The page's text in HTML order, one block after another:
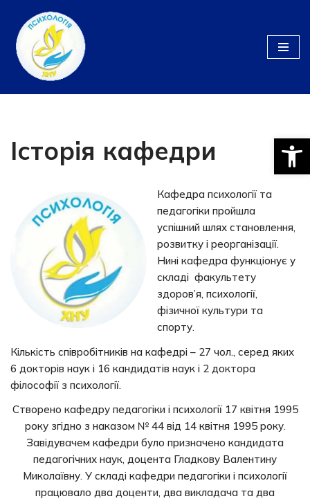
Перейти
до
вмісту
Історія кафедри
Кафедра психології та
педагогіки пройшла
успішний шлях становлення,
розвитку і реорганізації.
Нині кафедра функціонує у
складі факультету
здоров’я, психології,
фізичної культури та
спорту.
Кількість співробітників на кафедрі – 27 чол., серед яких
6 докторів наук і 16 кандидатів наук і 2 доктора
філософії з психології.
Створено кафедру педагогіки і психології 17 квітня 1995
року згідно з наказом № 44 від 14 квітня 1995 року.
Завідувачем кафедри було призначено кандидата
педагогічних наук, доцента Гладкову Валентину
Миколаївну. У складі кафедри педагогіки і психології
працювало два доценти, два викладача та два